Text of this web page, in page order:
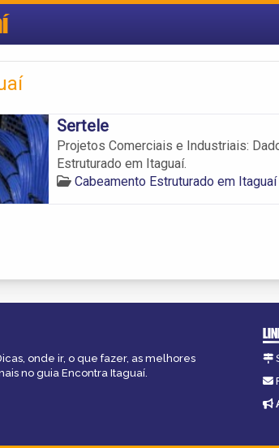
Sertele
Projetos Comerciais e Industriais:
Estruturado em Itaguaí.
Cabeamento Estruturado em Itaguaí
onde ir, o que fazer, as melhores
no guia Encontra Itaguaí.